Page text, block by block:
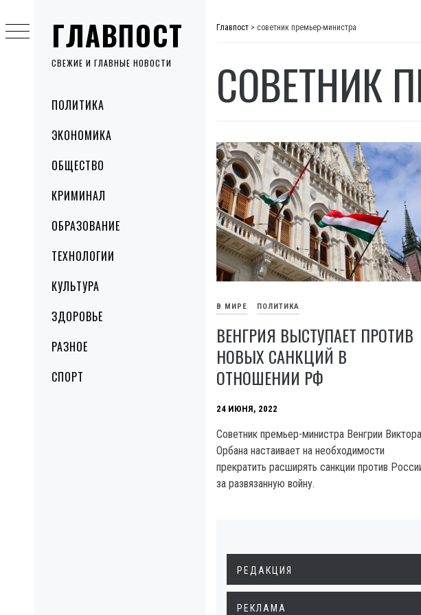
ГЛАВПОСТ
СВЕЖИЕ И ГЛАВНЫЕ НОВОСТИ
MenuПОЛИТИКА
ЭКОНОМИКА
ОБЩЕСТВО
КРИМИНАЛ
ОБРАЗОВАНИЕ
ТЕХНОЛОГИИ
КУЛЬТУРА
ЗДОРОВЬЕ
РАЗНОЕ
СПОРТ
to
content
Главпост > советник премьер-министра
СОВЕТНИК
В МИРЕ ПОЛИТИКА
ВЕНГРИЯ ВЫСТУПАЕТ ПРОТИВ
НОВЫХ САНКЦИЙ В
ОТНОШЕНИИ РФ
24 ИЮНЯ, 2022
Советник премьер-министра Венгрии Виктора
Орбана настаивает на необходимости
прекратить расширять санкции против
за развязанную войну.
РЕДАКЦИЯ
РЕКЛАМА